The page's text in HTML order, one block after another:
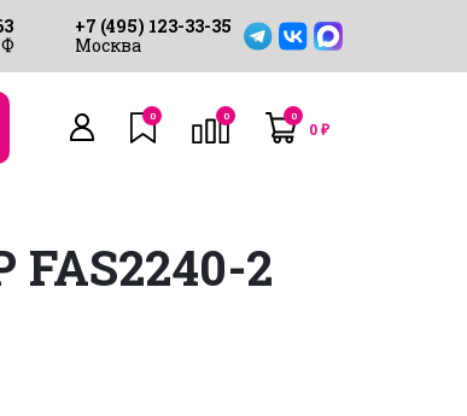
+7 (495) 123-33-35
Москва
0 0 0
0₽
2